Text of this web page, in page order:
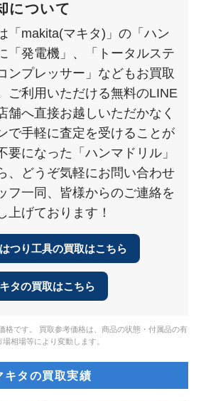
について
「makita(マキタ)」の「ハン
「発電機」、「トータルステ
ンプレッサー」などもお買取
ご利用いただける無料のLINE
舗へ直接お越しいただかなく
で手軽に査定を受けることが
要になった「ハンマドリル」
、どうぞ気軽にお問い合わせ
フ一同、皆様からのご連絡を
上げております！
つり工具の買取はこちら
タの買取はこちら
格です。 買取参考価格は、商品の状態・付属品の有
場相場等により変動します。
キタの買取実績